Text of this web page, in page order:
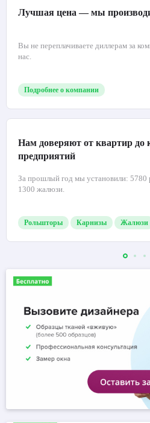
Лучшая цена — мы
Вы не переплачиваете диллерам за
нас.
Подробнее о компании
Нам доверяют от квартир до
предприятий
За прошлый год мы установили: 5780
1300 жалюзи.
Рольшторы Карнизы Жалюзи